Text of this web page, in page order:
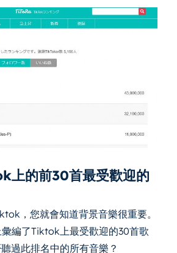
上的前30首最受歡迎的
，您就會知道背景音樂很重要。
編了Tiktok上最受歡迎的30首歌
過此排名中的所有音樂？